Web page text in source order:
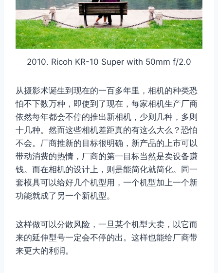
2010. Ricoh KR-10 Super with 50mm f/2.0
从摄影术诞生到现在的一百多年里，相机的种类恐
怕不下数万种，即使到了现在，每家相机生产厂商
依然每年都会不停的推出新相机，少则几种，多则
十几种。然而这些相机差距真的有这么大么？恐怕
不会。厂商推新的目标很明确，新产品的上市可以
带动消费的热情，厂商的第一目标当然是卖设备赚
钱。而在相机的设计上，则是能简化就简化。同一
套模具可以给好几个机型用，一个机型加上一个新
功能就成了另一个新机型。
这样做可以分散风险，一旦某个机型大卖，以它而
来的延伸型号一定会不停的出。这样也能给厂商带
来更大的利润。